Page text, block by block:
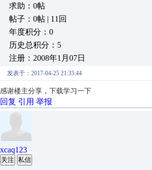
求助：0帖
帖子：0帖 | 11回
年度积分：0
历史总积分：5
注册：2008年1月07日
发表于：2017-04-25 21:35:44
感谢楼主分享，下载学习一下
回复 引用 举报
xcaq123
关注 私信